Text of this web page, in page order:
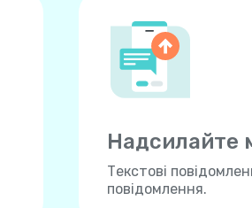
Надсилайте
Текстові
повідомлення.